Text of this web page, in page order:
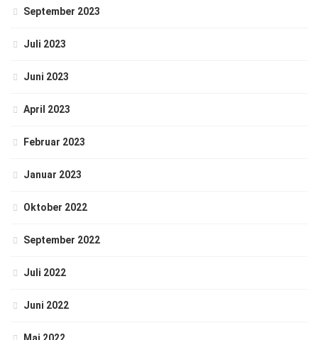
September 2023
Juli 2023
Juni 2023
April 2023
Februar 2023
Januar 2023
Oktober 2022
September 2022
Juli 2022
Juni 2022